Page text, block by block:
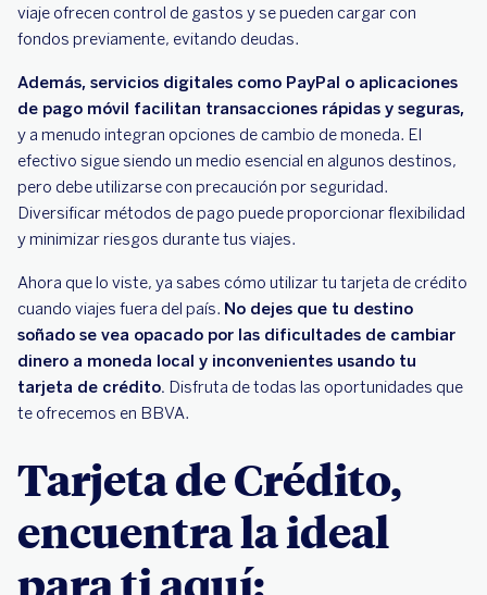
viaje ofrecen control de gastos y se pueden cargar con
fondos previamente, evitando deudas.
Además, servicios digitales como PayPal o aplicaciones
de pago móvil facilitan transacciones rápidas y seguras,
y a menudo integran opciones de cambio de moneda. El
efectivo sigue siendo un medio esencial en algunos destinos,
pero debe utilizarse con precaución por seguridad.
Diversificar métodos de pago puede proporcionar flexibilidad
y minimizar riesgos durante tus viajes.
Ahora que lo viste, ya sabes cómo utilizar tu tarjeta de crédito
cuando viajes fuera del país. No dejes que tu destino
soñado se vea opacado por las dificultades de cambiar
dinero a moneda local y inconvenientes usando tu
tarjeta de crédito. Disfruta de todas las oportunidades que
te ofrecemos en BBVA.
Tarjeta de Crédito,
encuentra la ideal
para ti aquí: